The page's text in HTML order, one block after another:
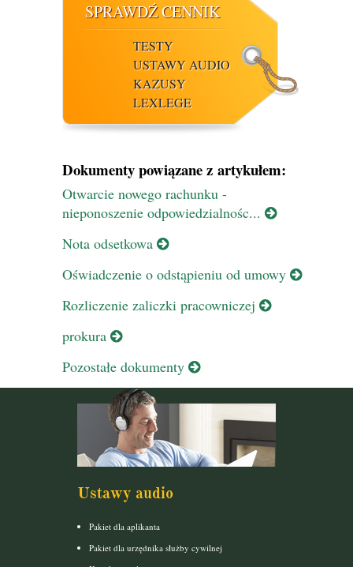
SPRAWDŹ CENNIK
TESTY
USTAWY AUDIO
KAZUSY
LEXLEGE
Dokumenty powiązane z artykułem:
Otwarcie nowego rachunku -
nieponoszenie odpowiedzialnośc...
Nota odsetkowa
Oświadczenie o odstąpieniu od umowy
Rozliczenie zaliczki pracowniczej
prokura
Pozostałe dokumenty
Ustawy audio
Pakiet dla aplikanta
Pakiet dla urzędnika służby cywilnej